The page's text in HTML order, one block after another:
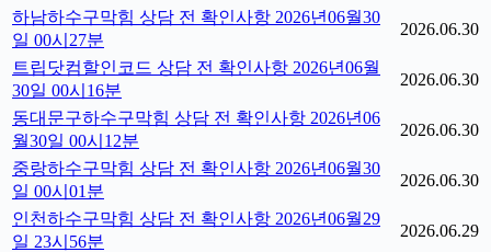
하남하수구막힘 상담 전 확인사항 2026년06월30
일 00시27분
2026.06.30
트립닷컴할인코드 상담 전 확인사항 2026년06월
30일 00시16분
2026.06.30
동대문구하수구막힘 상담 전 확인사항 2026년06
월30일 00시12분
2026.06.30
중랑하수구막힘 상담 전 확인사항 2026년06월30
일 00시01분
2026.06.30
인천하수구막힘 상담 전 확인사항 2026년06월29
일 23시56분
2026.06.29